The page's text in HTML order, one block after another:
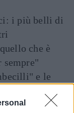
i più belli di
che è
sempre"
e le